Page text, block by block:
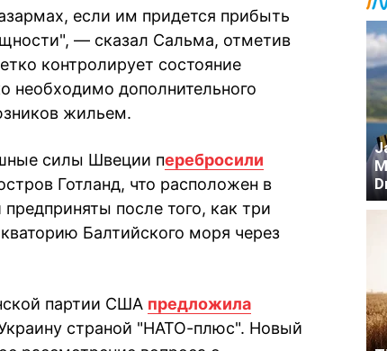
если им придется прибыть
— сказал Сальма, отметив
контролирует состояние
необходимо дополнительного
жильем.
силы Швеции перебросили
Готланд, что расположен в
после того, как три
Балтийского моря через
партии США предложила
страной "НАТО-плюс". Новый